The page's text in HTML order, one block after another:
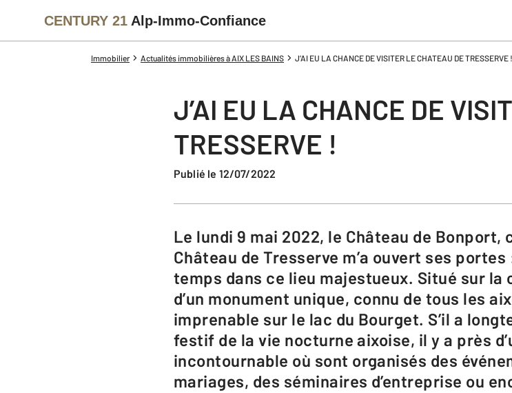
CENTURY 21 Alp-Immo-Confiance
Immobilier Actualités immobilières à AIX LES BAINS J’AI EU LA CHANCE DE VISITER LE CHATEAU DE TRESSERVE !
J’AI EU LA CHANCE DE
TRESSERVE !
Publié le 12/07/2022
Le lundi 9 mai 2022, le Château de Bonport, connu également sous le nom de
Château de Tresserve m’a ouvert ses
temps dans ce lieu majestueux. Situé sur la
d’un monument unique, connu de tous les
imprenable sur le lac du Bourget. S’il a
festif de la vie nocturne aixoise, il y a près
incontournable où sont organisés des
mariages, des séminaires d’entreprise ou